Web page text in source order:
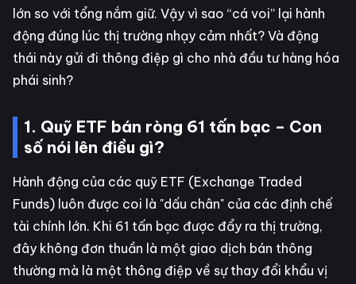
lớn so với tổng nắm giữ. Vậy vì sao “cá voi” lại hành
động đúng lúc thị trường nhạy cảm nhất? Và động
thái này gửi đi thông điệp gì cho nhà đầu tư hàng hóa
phái sinh?
1. Quỹ ETF bán ròng 61 tấn bạc – Con
số nói lên điều gì?
Hành động của các quỹ ETF (Exchange Traded
Funds) luôn được coi là "dấu chân" của các định chế
tài chính lớn. Khi 61 tấn bạc được đẩy ra thị trường,
đây không đơn thuần là một giao dịch bán thông
thường mà là một thông điệp về sự thay đổi khẩu vị